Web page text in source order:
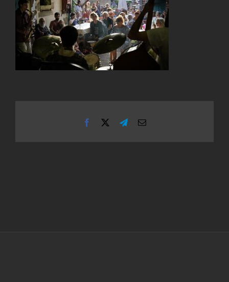
Facebook TelegramEmail